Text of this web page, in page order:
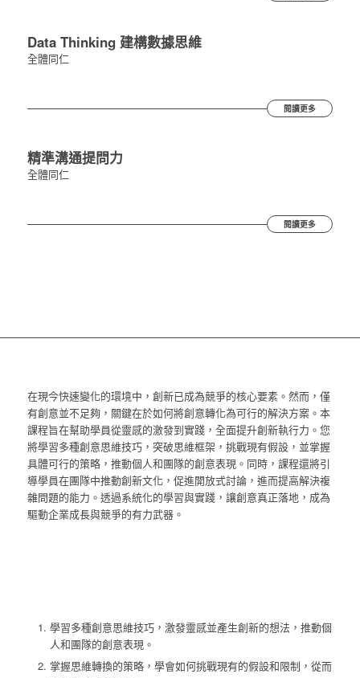
Data Thinking 建構數據思維
全體同仁
閱讀更多
精準溝通提問力
全體同仁
閱讀更多
在現今快速變化的環境中，創新已成為競爭的核心要素。然而，僅
有創意並不足夠，關鍵在於如何將創意轉化為可行的解決方案。本
課程旨在幫助學員從靈感的激發到實踐，全面提升創新執行力。您
將學習多種創意思維技巧，突破思維框架，挑戰現有假設，並掌握
具體可行的策略，推動個人和團隊的創意表現。同時，課程還將引
導學員在團隊中推動創新文化，促進開放式討論，進而提高解決複
雜問題的能力。透過系統化的學習與實踐，讓創意真正落地，成為
驅動企業成長與競爭的有力武器。
學習多種創意思維技巧，激發靈感並產生創新的想法，推動個
人和團隊的創意表現。
掌握思維轉換的策略，學會如何挑戰現有的假設和限制，從而